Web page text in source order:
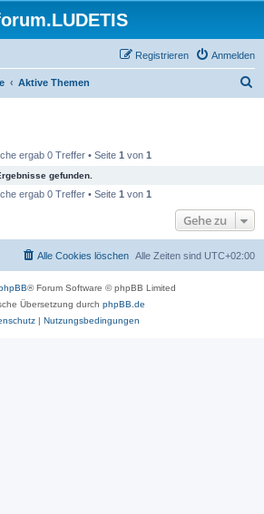
Anmelden
Registrieren
Aktive Themen
ergab 0 Treffer • Seite 1 von 1
gefunden.
ergab 0 Treffer • Seite 1 von 1
Gehe zu
Alle Zeiten sind UTC+02:00
Alle Cookies löschen
® Forum Software © phpBB Limited
Übersetzung durch phpBB.de
| Nutzungsbedingungen